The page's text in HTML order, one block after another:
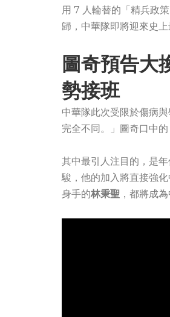
用 7 人輪替的「精兵政
歸，中華隊即將迎來史
圖奇預告大
勢接班
中華隊此次受限於傷病
完全不同。」圖奇口中
其中最引人注目的，是
駿，他的加入將直接強
身手的林秉聖 ，都將成